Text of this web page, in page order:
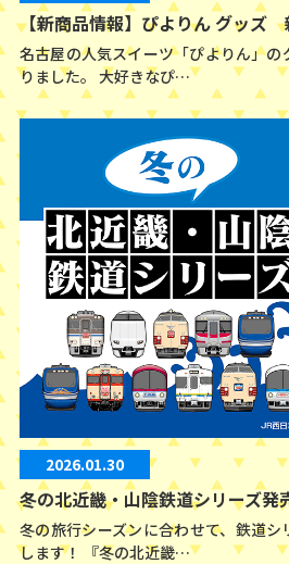
【新商品情報】ぴよりん グッズ
名古屋の人気スイーツ「ぴよりん」
りました。 大好きなぴ…
2026.01.30
冬の北近畿・山陰鉄道シリーズ発
冬の旅行シーズンに合わせて、鉄道
します！ 『冬の北近畿…